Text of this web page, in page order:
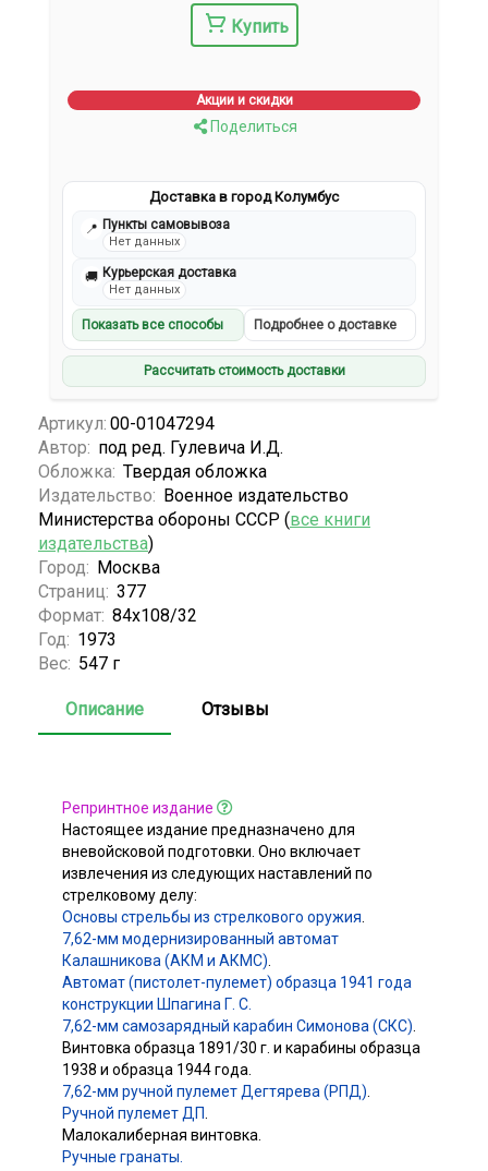
Купить
Акции и скидки
Поделиться
Доставка в город Колумбус
📍 Пункты самовывоза
Нет данных
🚚 Курьерская доставка
Нет данных
Показать все способы Подробнее о доставке
Рассчитать стоимость доставки
Артикул: 00-01047294
Автор: под ред. Гулевича И.Д.
Обложка: Твердая обложка
Издательство: Военное издательство
Министерства обороны СССР (все книги
издательства)
Город: Москва
Страниц: 377
Формат: 84x108/32
Год: 1973
Вес: 547 г
Описание Отзывы
Репринтное издание
Настоящее издание предназначено для
вневойсковой подготовки. Оно включает
извлечения из следующих наставлений по
стрелковому делу:
Основы стрельбы из стрелкового оружия
7,62-мм модернизированный автомат
Калашникова (АКМ и АКМС)
Автомат (пистолет-пулемет) образца 1941 года
конструкции Шпагина Г. С.
7,62-мм самозарядный карабин Симонова (СКС)
Винтовка образца 1891/30 г. и карабины образца
1938 и образца 1944 года.
7,62-мм ручной пулемет Дегтярева (РПД)
Ручной пулемет ДП
Малокалиберная винтовка.
Ручные гранаты.